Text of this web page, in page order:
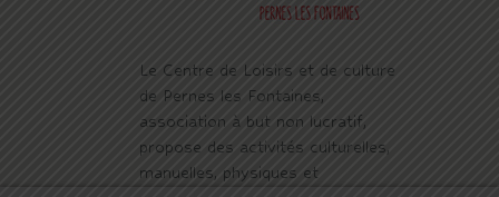
Le Centre de Loisirs et de culture
de Pernes les Fontaines,
association à but non lucratif,
propose des activités culturelles,
manuelles, physiques et